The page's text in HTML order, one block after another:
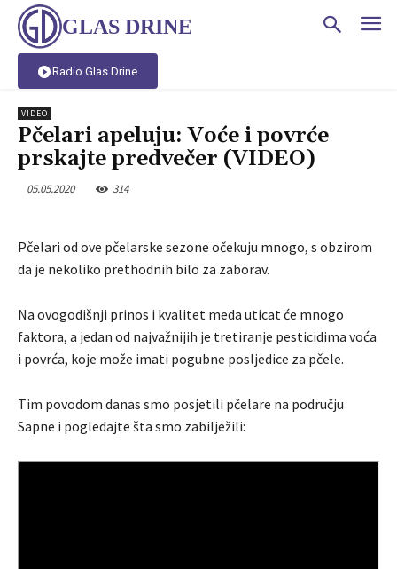
GLAS DRINE
Radio Glas Drine
VIDEO
Pčelari apeluju: Voće i povrće
prskajte predvečer (VIDEO)
05.05.2020 314
Pčelari od ove pčelarske sezone očekuju mnogo, s obzirom
da je nekoliko prethodnih bilo za zaborav.
Na ovogodišnji prinos i kvalitet meda uticat će mnogo
faktora, a jedan od najvažnijih je tretiranje pesticidima voća
i povrća, koje može imati pogubne posljedice za pčele.
Tim povodom danas smo posjetili pčelare na području
Sapne i pogledajte šta smo zabilježili: